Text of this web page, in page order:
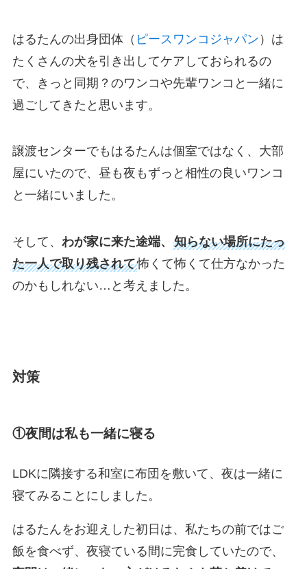
はるたんの出身団体（ ピースワンコジャパン ）は
たくさんの犬を引き出してケアしておられるの
で、きっと同期？のワンコや先輩ワンコと一緒に
過ごしてきたと思います。
譲渡センターでもはるたんは個室ではなく、大部
屋にいたので、昼も夜もずっと相性の良いワンコ
と一緒にいました。
そして、 わが家に来た途端、 知らない場所にたっ
た一人で取り残されて怖くて怖くて仕方なかった
のかもしれない…と考えました。
対策
①夜間は私も一緒に寝る
LDKに隣接する和室に布団を敷いて、夜は一緒に
寝てみることにしました。
はるたんをお迎えした初日は、私たちの前ではご
飯を食べず、夜寝ている間に完食していたので、